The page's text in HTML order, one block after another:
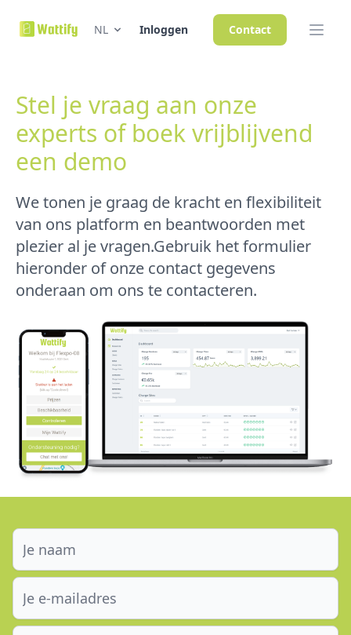
NL Inloggen Contact
Stel je vraag aan onze
experts of boek vrijblijvend
een demo
We tonen je graag de kracht en flexibiliteit
van ons platform en beantwoorden met
plezier al je vragen.Gebruik het formulier
hieronder of onze contact gegevens
onderaan om ons te contacteren.